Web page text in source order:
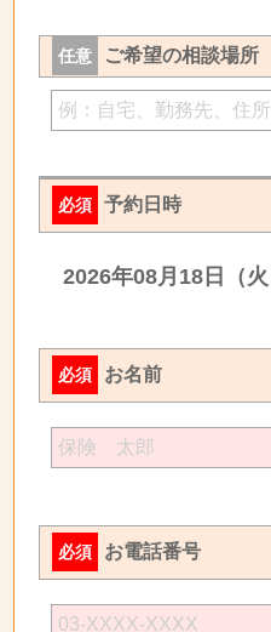
任意 ご希望の相談場所
必須 予約日時
2026年08月18日（
必須 お名前
必須 お電話番号